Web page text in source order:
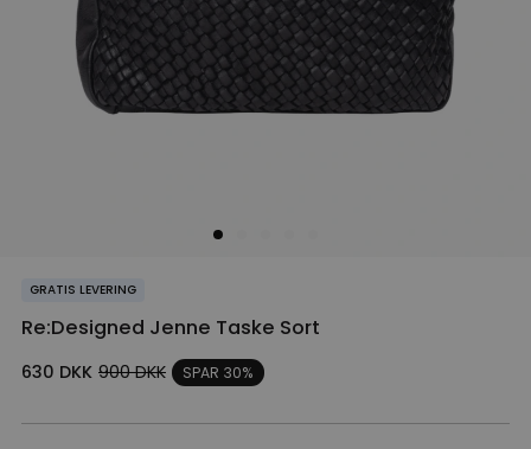
GRATIS LEVERING
Re:Designed Jenne Taske Sort
630 DKK 900DKK SPAR 30%